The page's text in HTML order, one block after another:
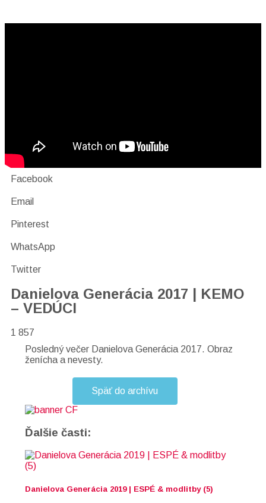
Facebook
Email
Pinterest
WhatsApp
Twitter
Danielova Generácia 2017 | KEMO
– VEDÚCI
1 857
Posledný večer Danielova Generácia 2017. Obraz
ženícha a nevesty.
Späť do archívu
Ďalšie časti:
Danielova Generácia 2019 | ESPÉ & modlitby (5)